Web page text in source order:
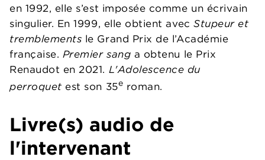
en 1992, elle s’est imposée comme un écrivain
singulier. En 1999, elle obtient avecStupeur et
tremblements le Grand Prix de l’Académie
française. Premier sang a obtenu le Prix
Renaudot en 2021. L'Adolescence du
perroquet est son 35e roman.
Livre(s) audio de
l'intervenant